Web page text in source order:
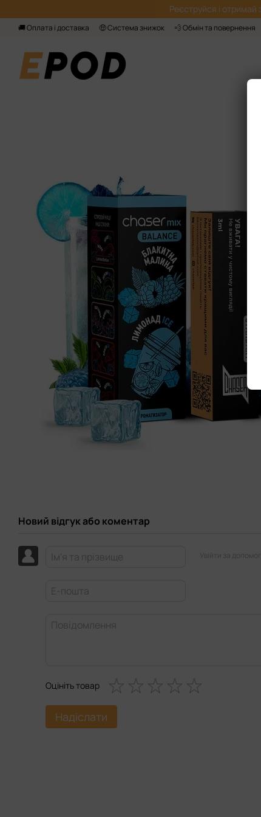
Реєструйся і отримай
🚚 Оплата і доставка 🤑 Система знижок 💨 Обмін та повернення
Новий відгук або коментар
Увійти за
Оцініть товар
Надіслати